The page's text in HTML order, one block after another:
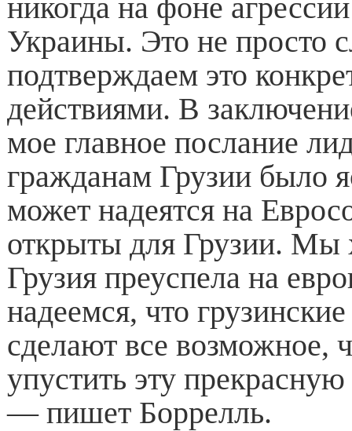
никогда на фоне
Украины. Это не просто
подтверждаем это
действиями. В
мое главное послание
гражданам Грузии было
может надеятся на
открыты для Грузии. Мы
Грузия преуспела на
надеемся, что
сделают все возможное,
упустить эту
— пишет Боррелль.